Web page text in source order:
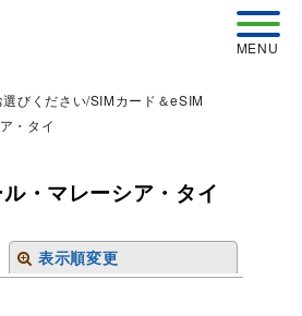
びください/SIMカード＆eSIM
・タイ
・マレーシア・タイ
表示順変更